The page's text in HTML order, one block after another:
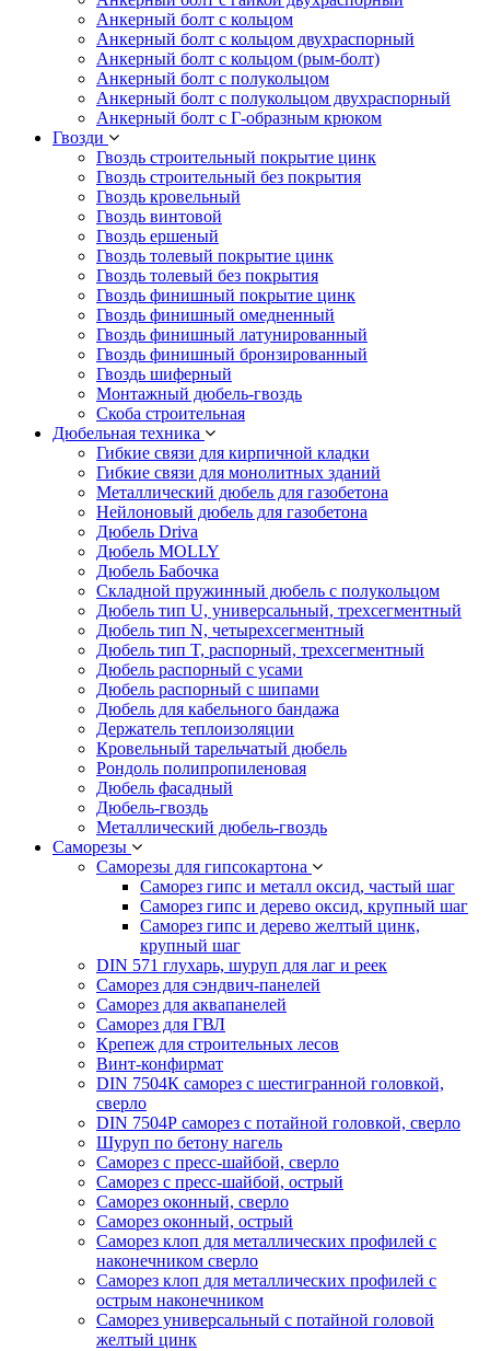
Анкерный болт с кольцом
Анкерный болт с кольцом двухраспорный
Анкерный болт с кольцом (рым-болт)
Анкерный болт с полукольцом
Анкерный болт с полукольцом двухраспорный
Анкерный болт с Г-образным крюком
Гвозди
Гвоздь строительный покрытие цинк
Гвоздь строительный без покрытия
Гвоздь кровельный
Гвоздь винтовой
Гвоздь ершеный
Гвоздь толевый покрытие цинк
Гвоздь толевый без покрытия
Гвоздь финишный покрытие цинк
Гвоздь финишный омедненный
Гвоздь финишный латунированный
Гвоздь финишный бронзированный
Гвоздь шиферный
Монтажный дюбель-гвоздь
Скоба строительная
Дюбельная техника
Гибкие связи для кирпичной кладки
Гибкие связи для монолитных зданий
Металлический дюбель для газобетона
Нейлоновый дюбель для газобетона
Дюбель Driva
Дюбель MOLLY
Дюбель Бабочка
Складной пружинный дюбель с полукольцом
Дюбель тип U, универсальный, трехсегментный
Дюбель тип N, четырехсегментный
Дюбель тип T, распорный, трехсегментный
Дюбель распорный с усами
Дюбель распорный с шипами
Дюбель для кабельного бандажа
Держатель теплоизоляции
Кровельный тарельчатый дюбель
Рондоль полипропиленовая
Дюбель фасадный
Дюбель-гвоздь
Металлический дюбель-гвоздь
Саморезы
Саморезы для гипсокартона
Саморез гипс и металл оксид, частый шаг
Саморез гипс и дерево оксид, крупный шаг
Саморез гипс и дерево желтый цинк,
крупный шаг
DIN 571 глухарь, шуруп для лаг и реек
Саморез для сэндвич-панелей
Саморез для аквапанелей
Саморез для ГВЛ
Крепеж для строительных лесов
Винт-конфирмат
DIN 7504К саморез с шестигранной головкой,
сверло
DIN 7504Р саморез с потайной головкой, сверло
Шуруп по бетону нагель
Саморез с пресс-шайбой, сверло
Саморез с пресс-шайбой, острый
Саморез оконный, сверло
Саморез оконный, острый
Саморез клоп для металлических профилей с
наконечником сверло
Саморез клоп для металлических профилей с
острым наконечником
Саморез универсальный с потайной головой
желтый цинк